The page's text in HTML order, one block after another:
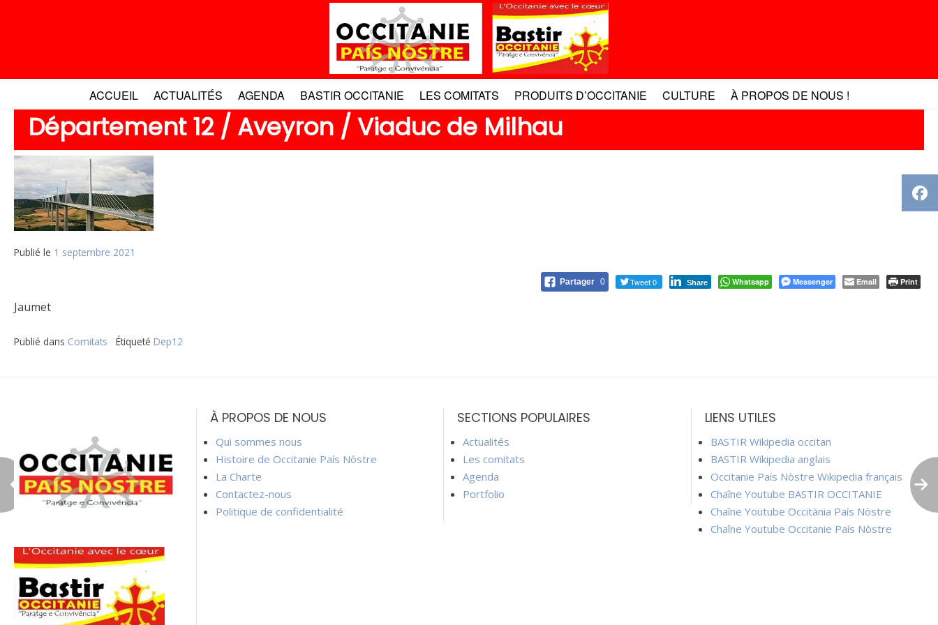
ACCUEIL ACTUALITÉS AGENDA BASTIR OCCITANIE LES COMITATS PRODUITS D’OCCITANIE CULTURE À PROPOS DE NOUS !
Département 12 / Aveyron / Viaduc de Milhau
Publié le 1 septembre 2021
Partager 0 Tweet 0 Share Whatsapp Messenger Email Print
Jaumet
Publié dans Comitats Étiqueté Dep12
l’article
À PROPOS DE NOUS
Qui sommes nous
Histoire de Occitanie País Nòstre
La Charte
Contactez-nous
Politique de confidentialité
SECTIONS POPULAIRES
Actualités
Les comitats
Agenda
Portfolio
LIENS UTILES
BASTIR Wikipedia occitan
BASTIR Wikipedia anglais
Occitanie País Nòstre Wikipedia français
Chaîne Youtube BASTIR OCCITANIE
Chaîne Youtube Occitània País Nòstre
Chaîne Youtube Occitanie País Nòstre